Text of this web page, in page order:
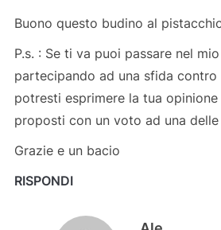
Buono questo budino al
P.s. : Se ti va puoi passare nel
partecipando ad una sfida
potresti esprimere la tua
proposti con un voto ad una delle
Grazie e un bacio
RISPONDI